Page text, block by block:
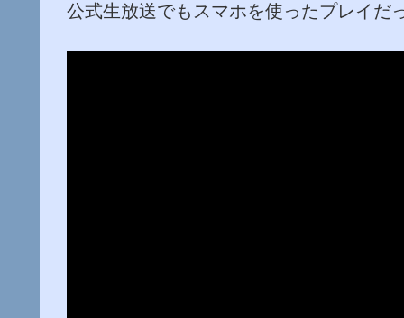
公式生放送でもスマホを使ったプレイだ